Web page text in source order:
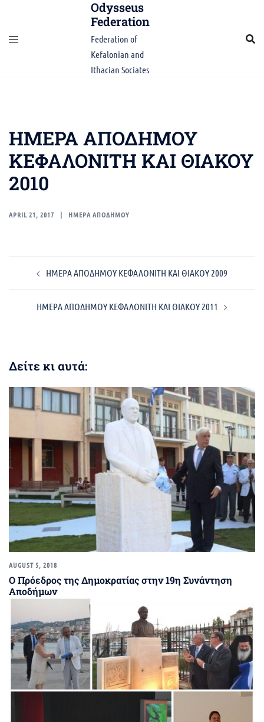
content
Odysseus
Federation
Federation of
Kefalonian and
Ithacian Sociates
ΗΜΕΡΑ ΑΠΟΔΗΜΟΥ
ΚΕΦΑΛΟΝΙΤΗ ΚΑΙ ΘΙΑΚΟΥ
2010
APRIL 21, 2017 ΗΜΕΡΑ ΑΠΟΔΗΜΟΥ
navigation
ΗΜΕΡΑ ΑΠΟΔΗΜΟΥ ΚΕΦΑΛΟΝΙΤΗ ΚΑΙ ΘΙΑΚΟΥ 2009
ΗΜΕΡΑ ΑΠΟΔΗΜΟΥ ΚΕΦΑΛΟΝΙΤΗ ΚΑΙ ΘΙΑΚΟΥ 2011
Δείτε κι αυτά:
AUGUST 5, 2018
Ο Πρόεδρος της Δημοκρατίας στην 19η Συνάντηση
Αποδήμων